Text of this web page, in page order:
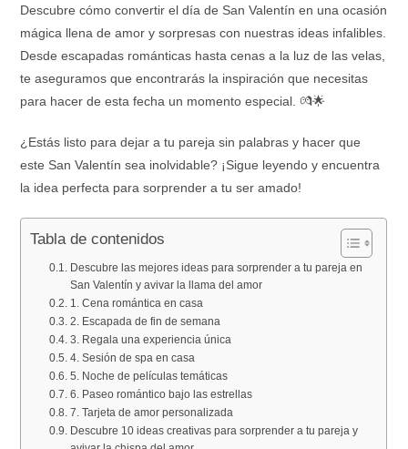
Descubre cómo convertir el día de San Valentín en una ocasión
mágica llena de amor y sorpresas con nuestras ideas infalibles.
Desde escapadas románticas hasta cenas a la luz de las velas,
te aseguramos que encontrarás la inspiración que necesitas
para hacer de esta fecha un momento especial. 💏🌟
¿Estás listo para dejar a tu pareja sin palabras y hacer que
este San Valentín sea inolvidable? ¡Sigue leyendo y encuentra
la idea perfecta para sorprender a tu ser amado!
Tabla de contenidos
Descubre las mejores ideas para sorprender a tu pareja en
San Valentín y avivar la llama del amor
1. Cena romántica en casa
2. Escapada de fin de semana
3. Regala una experiencia única
4. Sesión de spa en casa
5. Noche de películas temáticas
6. Paseo romántico bajo las estrellas
7. Tarjeta de amor personalizada
Descubre 10 ideas creativas para sorprender a tu pareja y